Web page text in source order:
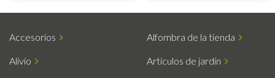
Accesorios Alfombra de la tienda
Alivio Artículos de jardín